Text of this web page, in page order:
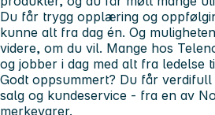
Du får trygg opplæring og
kunne alt fra dag én. Og
videre, om du vil. Mange hos
og jobber i dag med alt fra ledelse
Godt oppsummert? Du får
salg og kundeservice - fra en av
merkevarer.